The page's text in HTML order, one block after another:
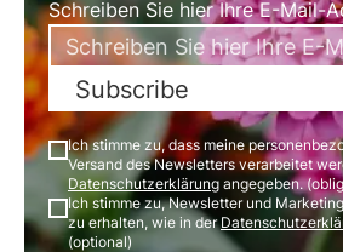
Schreiben Sie hier Ihre E-Mail-
Subscribe
Ich stimme zu, dass meine
Versand des Newsletters verarbeitet
Datenschutzerklärung angegeben.
Ich stimme zu, Newsletter und
zu erhalten, wie in der
(optional)